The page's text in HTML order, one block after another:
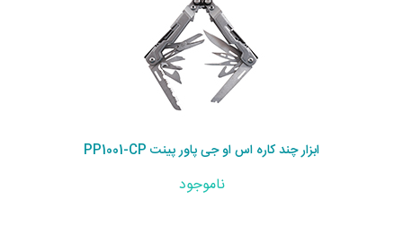
ابزار چند کاره اس او جی پاور پینت PP1001-CP
ناموجود